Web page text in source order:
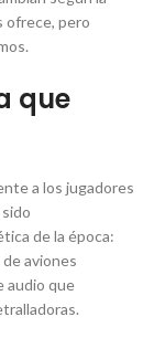
ofrece, pero
que
a los jugadores
de la época:
aviones
audio que